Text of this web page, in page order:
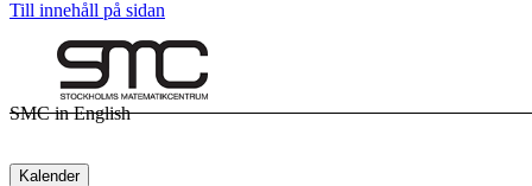
Till innehåll på sidan
SMC in English
Kalender